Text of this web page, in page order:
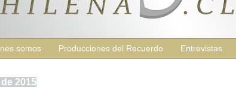
somos Producciones del Recuerdo Entrevistas
2015